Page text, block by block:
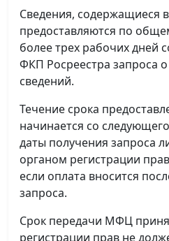
Сведения, содержащиеся
предоставляются по
более трех рабочих дней
ФКП Росреестра запроса
сведений.
Течение срока
начинается со
даты получения запроса
органом регистрации
если оплата вносится
запроса.
Срок передачи МФЦ
регистрации прав не